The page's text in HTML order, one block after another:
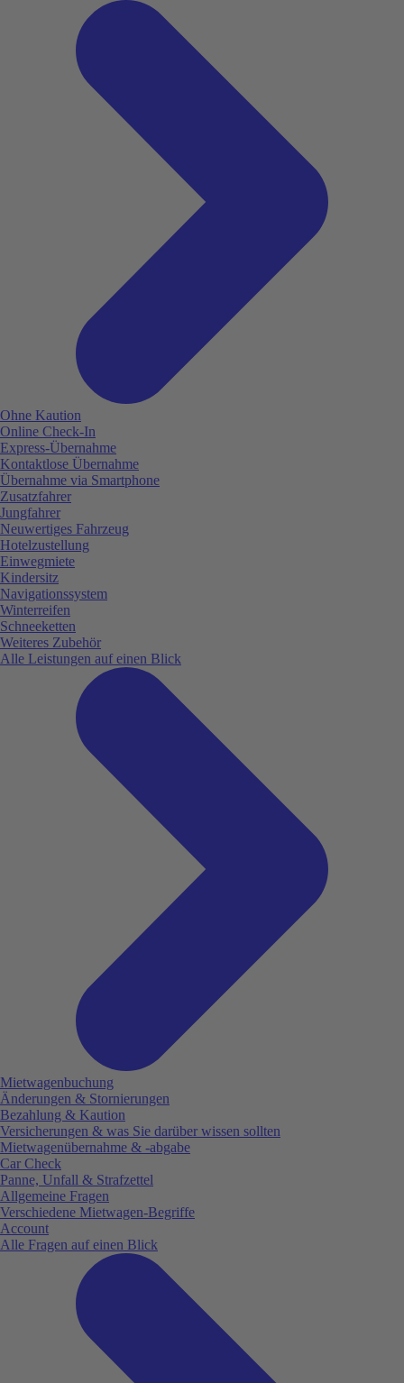
Ohne Kaution
Online Check-In
Express-Übernahme
Kontaktlose Übernahme
Übernahme via Smartphone
Zusatzfahrer
Jungfahrer
Neuwertiges Fahrzeug
Hotelzustellung
Einwegmiete
Kindersitz
Navigationssystem
Winterreifen
Schneeketten
Weiteres Zubehör
Alle Leistungen auf einen Blick
Mietwagenbuchung
Änderungen & Stornierungen
Bezahlung & Kaution
Versicherungen & was Sie darüber wissen sollten
Mietwagenübernahme & -abgabe
Car Check
Panne, Unfall & Strafzettel
Allgemeine Fragen
Verschiedene Mietwagen-Begriffe
Account
Alle Fragen auf einen Blick